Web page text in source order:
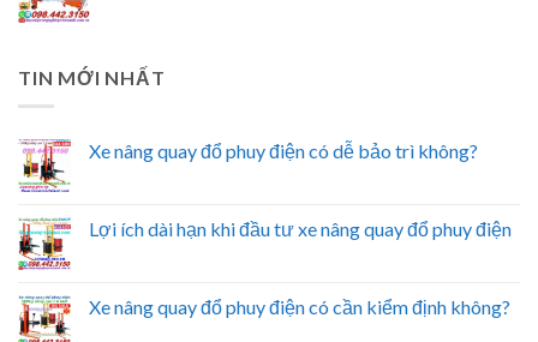
TIN MỚI NHẤT
Xe nâng quay đổ phuy điện có dễ bảo trì không?
Lợi ích dài hạn khi đầu tư xe nâng quay đổ phuy điện
Xe nâng quay đổ phuy điện có cần kiểm định không?